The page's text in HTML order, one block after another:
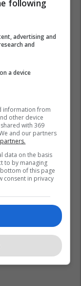
Arsenal
following
advertising and
and
a device
information from
other device
with 369
and our partners
data on the basis
to by managing
of this page
consent in privacy